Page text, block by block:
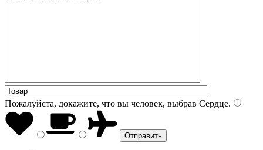
Пожалуйста, докажите, что вы человек, выбрав Сердце.